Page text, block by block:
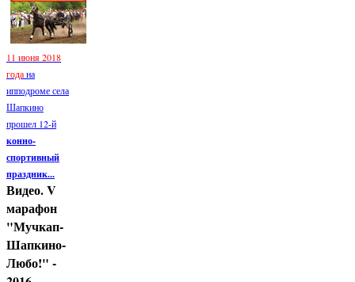
11 июня 2018
годана
ипподроме села
Шапкино
прошел 12-й
конно-
спортивный
праздник...
Видео. V
марафон
"Мучкап-
Шапкино-
Любо!" -